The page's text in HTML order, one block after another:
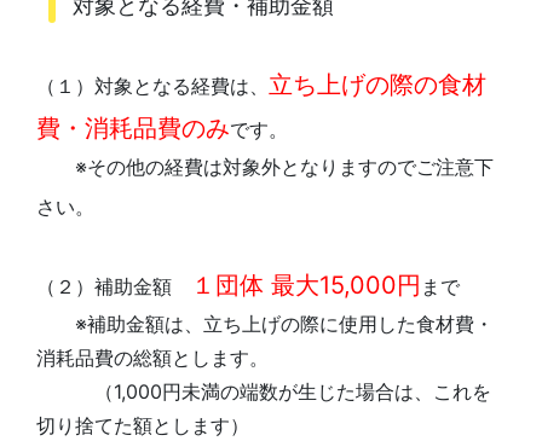
対象となる経費・補助金額
（１）対象となる経費は、 立ち上げの際の食材
費・消耗品費のみです。
※その他の経費は対象外となりますのでご注意下
さい。
（２）補助金額 １団体 最大15,000円 まで
※補助金額は、立ち上げの際に使用した食材費・
消耗品費の総額とします。
（1,000円未満の端数が生じた場合は、これを
切り捨てた額とします）